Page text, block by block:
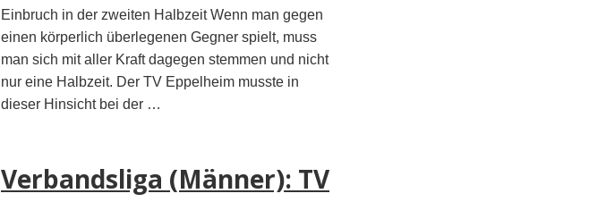
Einbruch in der zweiten Halbzeit Wenn man gegen
einen körperlich überlegenen Gegner spielt, muss
man sich mit aller Kraft dagegen stemmen und nicht
nur eine Halbzeit. Der TV Eppelheim musste in
dieser Hinsicht bei der …
Verbandsliga (Männer): TV